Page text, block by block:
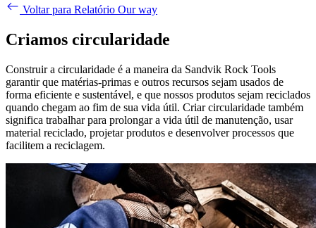
Voltar para Relatório Our way
Criamos circularidade
Construir a circularidade é a maneira da Sandvik Rock Tools
garantir que matérias-primas e outros recursos sejam usados de
forma eficiente e sustentável, e que nossos produtos sejam reciclados
quando chegam ao fim de sua vida útil. Criar circularidade também
significa trabalhar para prolongar a vida útil de manutenção, usar
material reciclado, projetar produtos e desenvolver processos que
facilitem a reciclagem.